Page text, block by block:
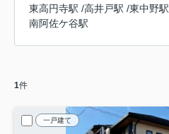
東高円寺駅 /高井戸駅 /東中野駅
南阿佐ケ谷駅
1件
一戸建て